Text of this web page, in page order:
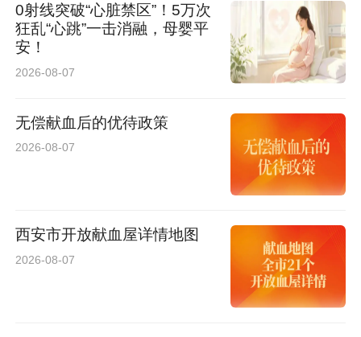
0射线突破“心脏禁区”！5万次
狂乱“心跳”一击消融，母婴平
安！
2026-08-07
无偿献血后的优待政策
2026-08-07
西安市开放献血屋详情地图
2026-08-07